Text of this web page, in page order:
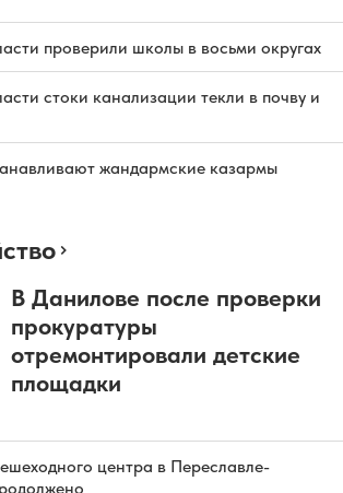
проверили школы в восьми округах
стоки канализации текли в почву и
жандармские казармы
В Данилове после проверки
прокуратуры
отремонтировали детские
площадки
центра в Переславле-